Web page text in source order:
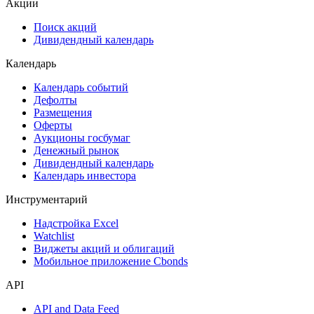
Акции
Поиск акций
Дивидендный календарь
Календарь
Календарь событий
Дефолты
Размещения
Оферты
Аукционы госбумаг
Денежный рынок
Дивидендный календарь
Календарь инвестора
Инструментарий
Надстройка Excel
Watchlist
Виджеты акций и облигаций
Мобильное приложение Cbonds
API
API and Data Feed